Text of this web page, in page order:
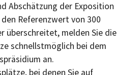
Abschätzung der Exposition
Referenzwert von 300
überschreitet, melden Sie die
schnellstmöglich bei dem
an.
bei denen Sie auf